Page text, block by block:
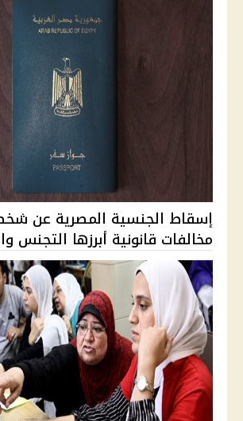
مخالفات قانونية أبرزها التجنس